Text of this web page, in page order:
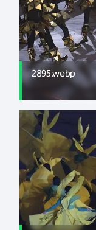
2895.webp